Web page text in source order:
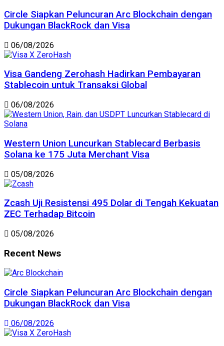
Circle Siapkan Peluncuran Arc Blockchain dengan
Dukungan BlackRock dan Visa
06/08/2026
Visa Gandeng Zerohash Hadirkan Pembayaran
Stablecoin untuk Transaksi Global
06/08/2026
Western Union Luncurkan Stablecard Berbasis
Solana ke 175 Juta Merchant Visa
05/08/2026
Zcash Uji Resistensi 495 Dolar di Tengah Kekuatan
ZEC Terhadap Bitcoin
05/08/2026
Recent News
Circle Siapkan Peluncuran Arc Blockchain dengan
Dukungan BlackRock dan Visa
06/08/2026